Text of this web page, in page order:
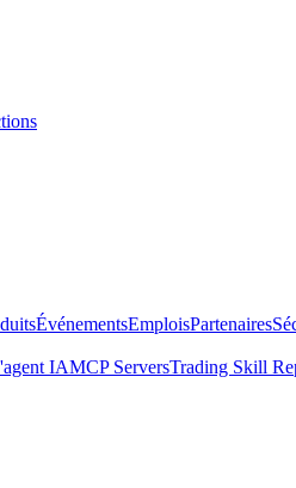
ÉvénementsEmploisPartenaires
IAMCP ServersTrading Skill